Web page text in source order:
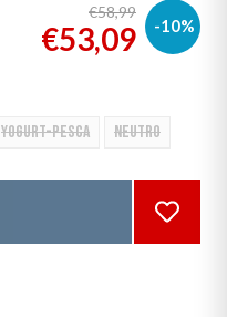
-10%
€58,99
€53,09
YOGURT-PESCA NEUTRO